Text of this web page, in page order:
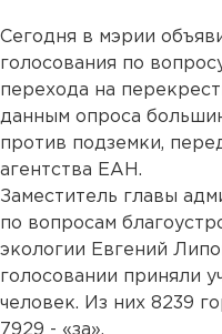
Сегодня в мэрии
голосования по
перехода на
данным опроса
против подземки,
агентства ЕАН.
Заместитель главы
по вопросам
экологии Евгений
голосовании приняли
человек. Из них 8239
7929 - «за».